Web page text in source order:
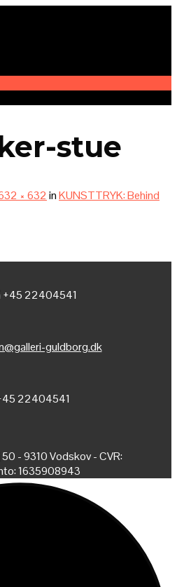
stue
× 632 inKUNSTTRYK: Behind
+45 22404541
guldborg.dk
22404541
- 9310 Vodskov - CVR:
1635908943